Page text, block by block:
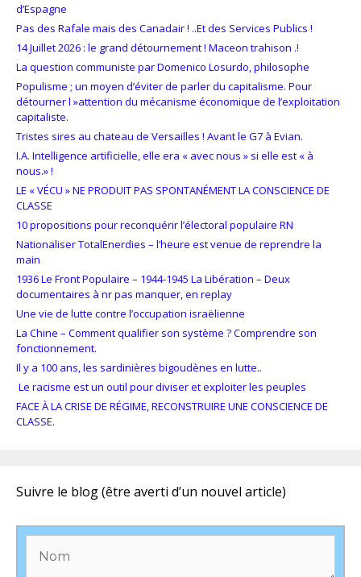
d’Espagne
Pas des Rafale mais des Canadair ! ..Et des Services Publics !
14 Juillet 2026 : le grand détournement ! Maceon trahison .!
La question communiste par Domenico Losurdo, philosophe
Populisme ; un moyen d’éviter de parler du capitalisme. Pour
détourner l »attention du mécanisme économique de l’exploitation
capitaliste.
Tristes sires au chateau de Versailles ! Avant le G7 à Evian.
I.A. Intelligence artificielle, elle era « avec nous » si elle est « à
nous.» !
LE « VÉCU » NE PRODUIT PAS SPONTANÉMENT LA CONSCIENCE DE
CLASSE
10 propositions pour reconquérir l’électoral populaire RN
Nationaliser TotalEnerdies – l’heure est venue de reprendre la
main
1936 Le Front Populaire – 1944-1945 La Libération – Deux
documentaires à nr pas manquer, en replay
Une vie de lutte contre l’occupation israëlienne
La Chine – Comment qualifier son système ? Comprendre son
fonctionnement.
Il y a 100 ans, les sardinières bigoudènes en lutte..
Le racisme est un outil pour diviser et exploiter les peuples
FACE À LA CRISE DE RÉGIME, RECONSTRUIRE UNE CONSCIENCE DE
CLASSE.
Suivre le blog (être averti d’un nouvel article)